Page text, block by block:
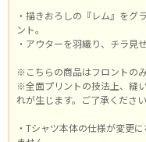
・描きおろしの『レム』をグ
ント。
・アウターを羽織り、チラ見
※こちらの商品はフロントの
※全面プリントの技法上、縫
れが生じます。ご了承ください
・Tシャツ本体の仕様が変更